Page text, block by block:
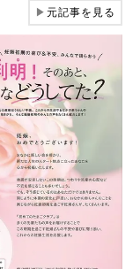
▶元記事を見る